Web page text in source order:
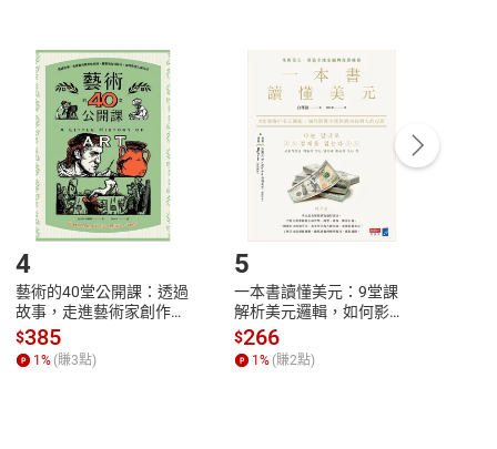
有形媒介提供之數位內容，消費者同意若訂購後
點選「瀏覽訂單明細」
「申請取消訂單/ 退
貨。
付款方式
Payment
完成訂單
Complete
號，下載書籍後看書
4
藝術的40堂公開課：透過
故事，走進藝術家創作現
場，看藝術如何誕生、如
何形塑人類生活【電子
書】
$385
1% (賺3點)
5
一本書讀懂美元：9堂課
解析美元邏輯，如何影響
全球經濟和每個人的投資
【電子書】
$266
1% (賺2點)